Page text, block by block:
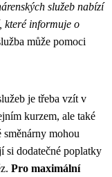
služeb nabízí
které informuje o
může pomoci
je třeba vzít v
kurzem, ale také
mohou
si dodatečné poplatky
Pro maximální